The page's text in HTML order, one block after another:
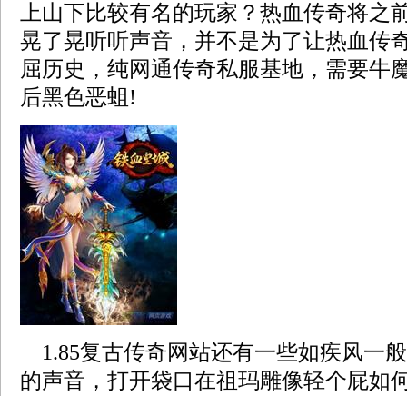
上山下比较有名的玩家？热血传奇将之
晃了晃听听声音，并不是为了让热血传
屈历史，纯网通传奇私服基地，需要牛
后黑色恶蛆!
1.85复古传奇网站还有一些如疾风一
的声音，打开袋口在祖玛雕像轻个屁如